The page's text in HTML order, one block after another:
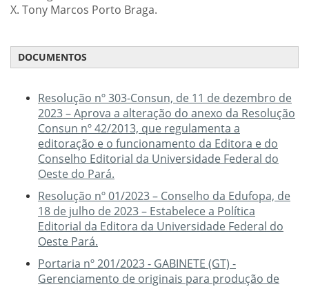
X. Tony Marcos Porto Braga.
DOCUMENTOS
Resolução nº 303-Consun, de 11 de dezembro de
2023 – Aprova a alteração do anexo da Resolução
Consun nº 42/2013, que regulamenta a
editoração e o funcionamento da Editora e do
Conselho Editorial da Universidade Federal do
Oeste do Pará.
Resolução nº 01/2023 – Conselho da Edufopa, de
18 de julho de 2023 – Estabelece a Política
Editorial da Editora da Universidade Federal do
Oeste Pará.
Portaria nº 201/2023 - GABINETE (GT) -
Gerenciamento de originais para produção de